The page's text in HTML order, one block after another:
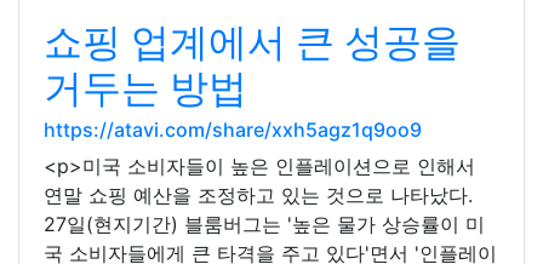
쇼핑 업계에서 큰 성공을
거두는 방법
https://atavi.com/share/xxh5agz1q9oo9
<p>미국 소비자들이 높은 인플레이션으로 인해서
연말 쇼핑 예산을 조정하고 있는 것으로 나타났다.
27일(현지기간) 블룸버그는 '높은 물가 상승률이 미
국 소비자들에게 큰 타격을 주고 있다'면서 '인플레이